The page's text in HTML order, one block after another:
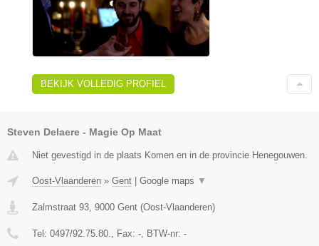
BEKIJK VOLLEDIG PROFIEL
Steven Delaere - Magie Op Maat
Niet gevestigd in de plaats Komen en in de provincie Henegouwen.
Oost-Vlaanderen » Gent Google maps ▼
Zalmstraat 93 9000 Gent (Oost-Vlaanderen)
Tel: 0497/92.75.80. , Fax: - , BTW-nr: -